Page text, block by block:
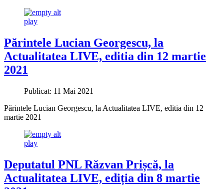
play
Părintele Lucian Georgescu, la
Actualitatea LIVE, editia din 12 martie
2021
Publicat: 11 Mai 2021
Părintele Lucian Georgescu, la Actualitatea LIVE, editia din 12
martie 2021
play
Deputatul PNL Răzvan Prișcă, la
Actualitatea LIVE, ediția din 8 martie